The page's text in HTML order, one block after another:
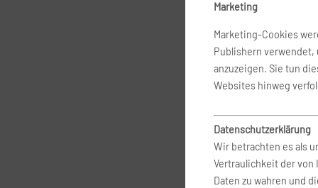
Marketing
Marketing-Cookies
Publishern
anzuzeigen. Sie tun
Websites hinweg
Datenschutzerklärung
Wir betrachten es als
Vertraulichkeit der
Daten zu wahren und